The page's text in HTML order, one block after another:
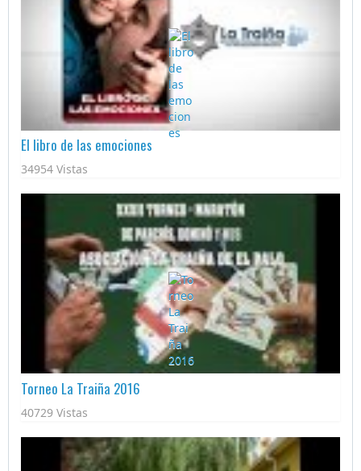
El libro de las emociones
34954 Vistas
Torneo La Traiña 2016
40729 Vistas